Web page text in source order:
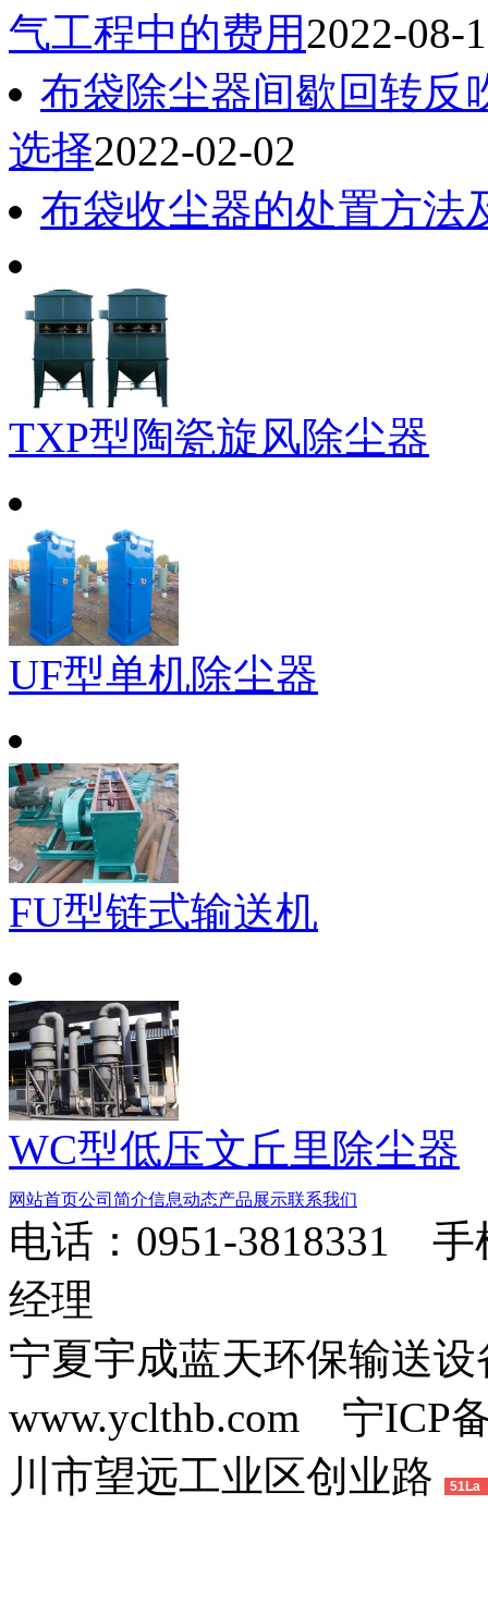
气工程中的费用2022-08-
布袋除尘器间歇回转反
选择2022-02-02
布袋收尘器的处置方法
TXP型陶瓷旋风除尘器
UF型单机除尘器
FU型链式输送机
WC型低压文丘里除尘器
网站首页公司简介信息动态产品展示联系我们
电话：0951-3818331 手
经理
宁夏宇成蓝天环保输送
www.yclthb.com 宁ICP
川市望远工业区创业路
51La